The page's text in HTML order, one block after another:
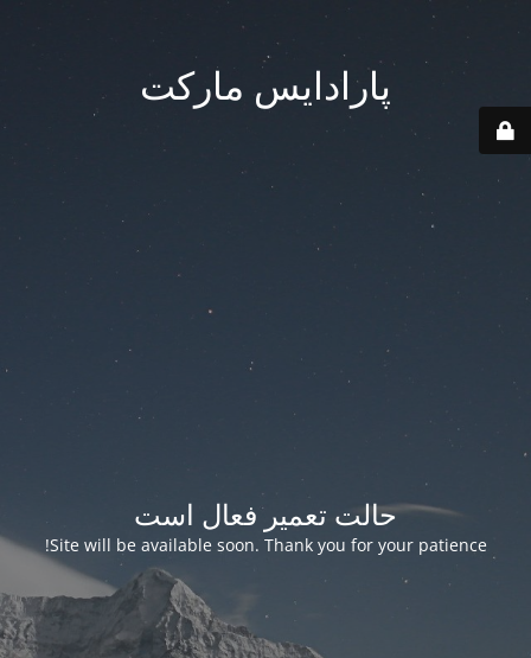
پارادایس مارکت
حالت تعمیر فعال است
Site will be available soon. Thank you for your patience!